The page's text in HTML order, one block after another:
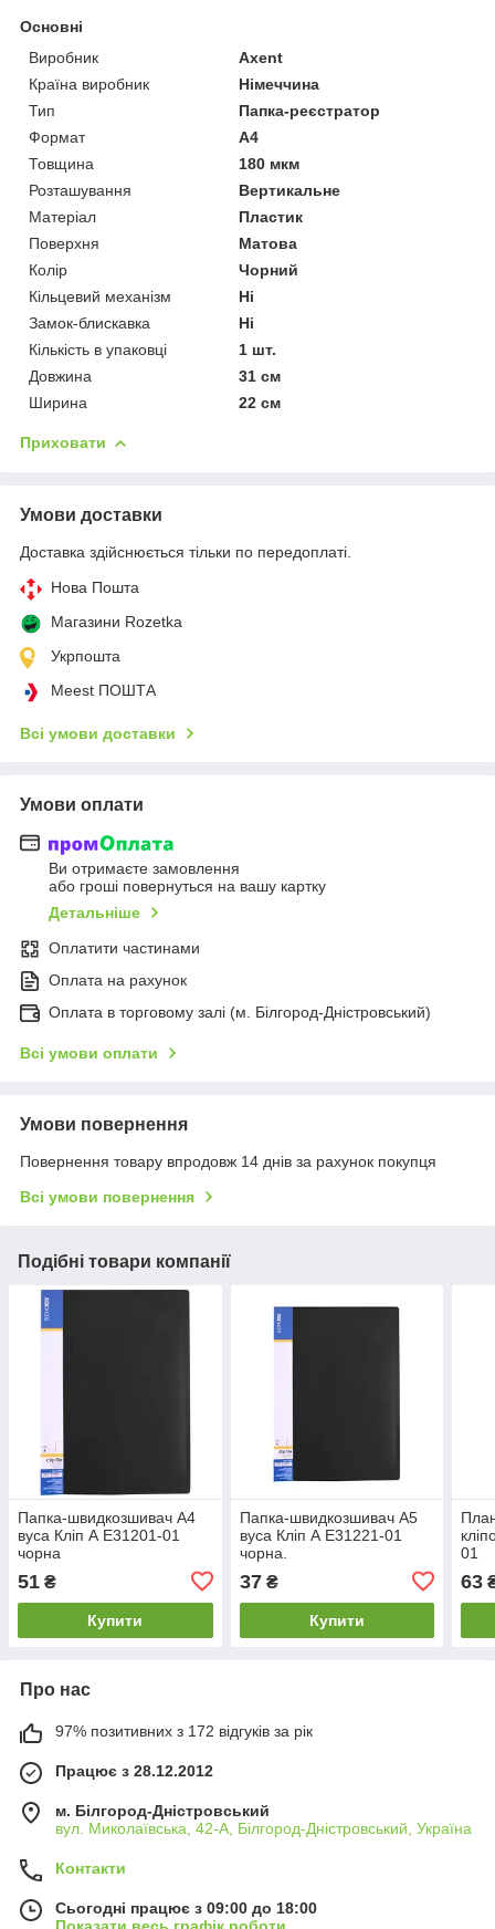
Основні
Виробник
Axent
Країна виробник
Німеччина
Тип
Папка-реєстратор
Формат
A4
Товщина
180 мкм
Розташування
Вертикальне
Матеріал
Пластик
Поверхня
Матова
Колір
Чорний
Кільцевий механізм
Ні
Замок-блискавка
Ні
Кількість в упаковці
1 шт.
Довжина
31 см
Ширина
22 см
Приховати
Умови доставки
Доставка здійснюється тільки по передоплаті.
Нова Пошта
Магазини Rozetka
Укрпошта
Meest ПОШТА
Всі умови доставки
Умови оплати
Ви отримаєте замовлення
або гроші повернуться на вашу картку
Детальніше
Оплатити частинами
Оплата на рахунок
Оплата в торговому залі (м. Білгород-Дністровський)
Всі умови оплати
Умови повернення
Повернення товару впродовж 14 днів за рахунок покупця
Всі умови повернення
Подібні товари компанії
Папка-швидкозшивач А4
вуса Кліп А Е31201-01
чорна
51 ₴
Купити
Папка-швидкозшивач А5
вуса Кліп А Е31221-01
чорна.
37₴
Купити
01
63
Про нас
97% позитивних з 172 відгуків за рік
Працює з 28.12.2012
м. Білгород-Дністровський
вул. Миколаївська, 42-А, Білгород-Дністровський, Україна
Контакти
Сьогодні працює з 09:00 до 18:00